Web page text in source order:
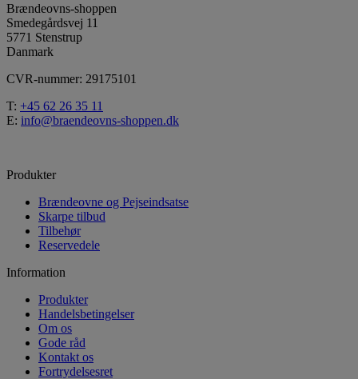
Brændeovns-shoppen
Smedegårdsvej 11
5771 Stenstrup
Danmark
CVR-nummer: 29175101
T: +45 62 26 35 11
E: info@braendeovns-shoppen.dk
Produkter
Brændeovne og Pejseindsatse
Skarpe tilbud
Tilbehør
Reservedele
Information
Produkter
Handelsbetingelser
Om os
Gode råd
Kontakt os
Fortrydelsesret